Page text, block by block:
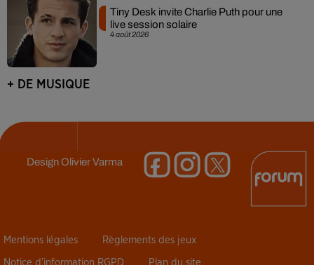
4 août 2026
Tiny Desk invite Charlie Puth pour une
live session solaire
+ DE MUSIQUE
DesignOlivier Varma
Mentions légales Règlements des jeux
Notice d’information RGPD Plan du site